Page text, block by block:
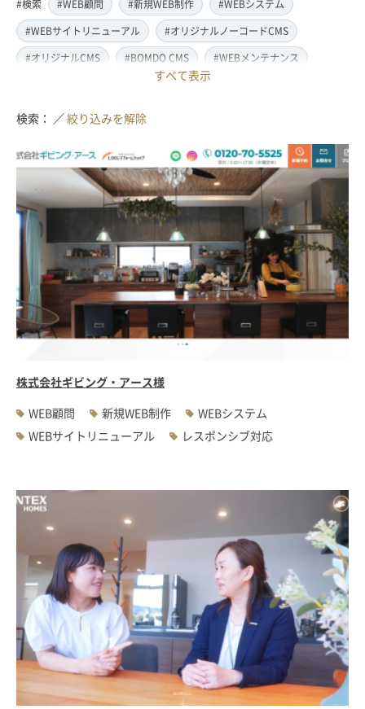
#検索 #WEB顧問 #新規WEB制作
#WEBシステム
#WEBサイトリニューアル
#オリジナルノーコードCMS
#オリジナルCMS
#BOMDO CMS
#WEBメンテナンス
#レスポンシブ対応
#翻訳・多言語対応
#情報管理システム
#取材・ライティング
#写真撮影
#動画制作(撮影・編集)
#ドローン撮影(空撮)
#イラスト制作
#アクセス解析・SEO対策
#名刺・パンフレット制作
#販促・ノベルティーグッズ制作
#ロゴマークデザイン
#SDGsサポート
#IT導入補助金
#JavaScript
#WEBサーバ移転
#AWS構築
#IoT関連
#Androidアプリ開発
#インソーシングコンサルティング
#採用・求人
#学校・教育・スクール
#病院・クリニック・医療
#集客サポート #広告運用
すべて表示
検索： ／絞り込みを解除
株式会社ギビング・アース様
WEB顧問
新規WEB制作
WEBシステム
WEBサイトリニューアル
レスポンシブ対応